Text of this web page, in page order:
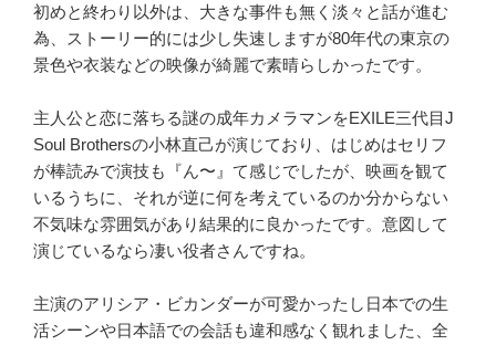
初めと終わり以外は、大きな事件も無く淡々と話が進む
為、ストーリー的には少し失速しますが80年代の東京の
景色や衣装などの映像が綺麗で素晴らしかったです。
主人公と恋に落ちる謎の成年カメラマンをEXILE三代目J
Soul Brothersの小林直己が演じており、はじめはセリフ
が棒読みで演技も『ん〜』て感じでしたが、映画を観て
いるうちに、それが逆に何を考えているのか分からない
不気味な雰囲気があり結果的に良かったです。意図して
演じているなら凄い役者さんですね。
主演のアリシア・ビカンダーが可愛かったし日本での生
活シーンや日本語での会話も違和感なく観れました、全